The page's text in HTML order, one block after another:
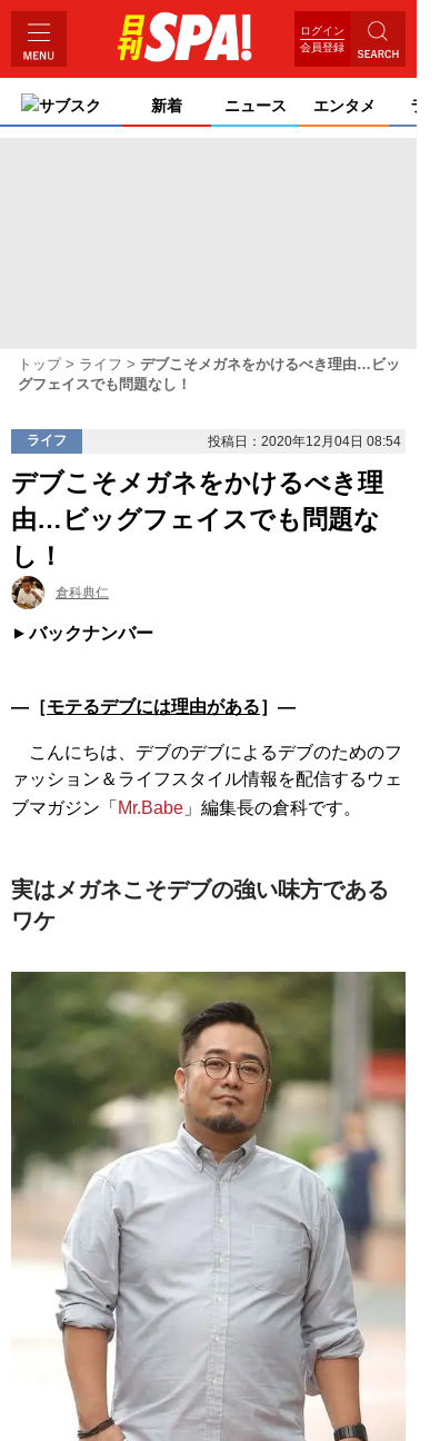
ログイン
会員登録
サブスク 新着 ニュース エンタメ ライ
トップ ライフ
デブこそメガネをかけるべき理由…ビッ
グフェイスでも問題なし！
ライフ 投稿日：2020年12月04日 08:54
デブこそメガネをかけるべき理
由…ビッグフェイスでも問題な
し！
倉科典仁
バックナンバー
―［モテるデブには理由がある］―
こんにちは、デブのデブによるデブのためのフ
ァッション＆ライフスタイル情報を配信するウェ
ブマガジン「 Mr.Babe 」編集長の倉科です。
実はメガネこそデブの強い味方である
ワケ